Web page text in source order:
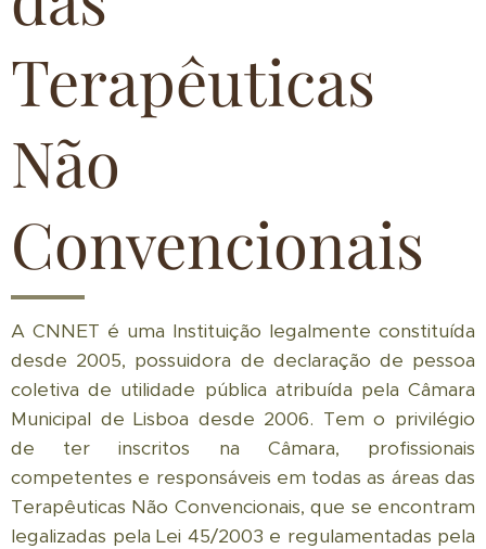
Terapêuticas
Não
Convencionais
A CNNET é uma Instituição legalmente constituída
desde 2005, possuidora de declaração de pessoa
coletiva de utilidade pública atribuída pela Câmara
Municipal de Lisboa desde 2006. Tem o privilégio
de ter inscritos na Câmara, profissionais
competentes e responsáveis em todas as áreas das
Terapêuticas Não Convencionais, que se encontram
legalizadas pela Lei 45/2003 e regulamentadas pela